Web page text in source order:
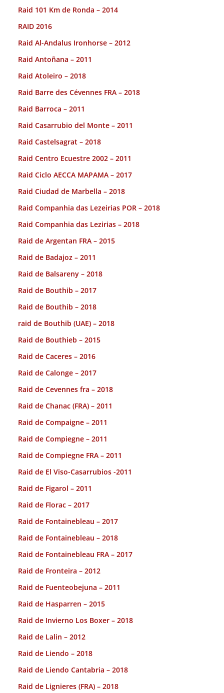
Raid 101 Km de Ronda – 2014
RAID 2016
Raid Al-Andalus Ironhorse – 2012
Raid Antoñana – 2011
Raid Atoleiro – 2018
Raid Barre des Cévennes FRA – 2018
Raid Barroca – 2011
Raid Casarrubio del Monte – 2011
Raid Castelsagrat – 2018
Raid Centro Ecuestre 2002 – 2011
Raid Ciclo AECCA MAPAMA – 2017
Raid Ciudad de Marbella – 2018
Raid Companhia das Lezeirias POR – 2018
Raid Companhia das Lezirias – 2018
Raid de Argentan FRA – 2015
Raid de Badajoz – 2011
Raid de Balsareny – 2018
Raid de Bouthib – 2017
Raid de Bouthib – 2018
raid de Bouthib (UAE) – 2018
Raid de Bouthieb – 2015
Raid de Caceres – 2016
Raid de Calonge – 2017
Raid de Cevennes fra – 2018
Raid de Chanac (FRA) – 2011
Raid de Compaigne – 2011
Raid de Compiegne – 2011
Raid de Compiegne FRA – 2011
Raid de El Viso-Casarrubios -2011
Raid de Figarol – 2011
Raid de Florac – 2017
Raid de Fontainebleau – 2017
Raid de Fontainebleau – 2018
Raid de Fontainebleau FRA – 2017
Raid de Fronteira – 2012
Raid de Fuenteobejuna – 2011
Raid de Hasparren – 2015
Raid de Invierno Los Boxer – 2018
Raid de Lalin – 2012
Raid de Liendo – 2018
Raid de Liendo Cantabria – 2018
Raid de Lignieres (FRA) – 2018